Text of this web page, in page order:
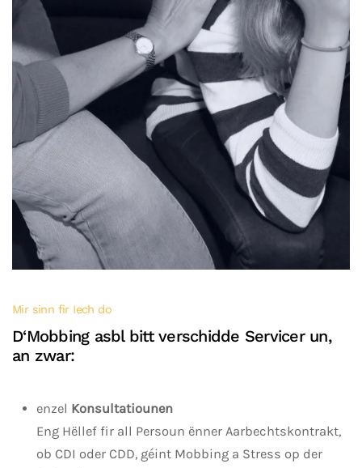
Mir sinn fir Iech do
D‘Mobbing asbl bitt verschidde Servicer un,
an zwar:
enzel Konsultatiounen
Eng Hëllef fir all Persoun ënner Aarbechtskontrakt,
ob CDI oder CDD, géint Mobbing a Stress op der